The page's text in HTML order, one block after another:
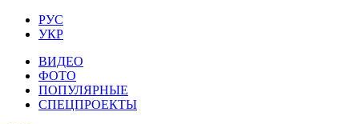
РУС
УКР
ВИДЕО
ФОТО
ПОПУЛЯРНЫЕ
СПЕЦПРОЕКТЫ